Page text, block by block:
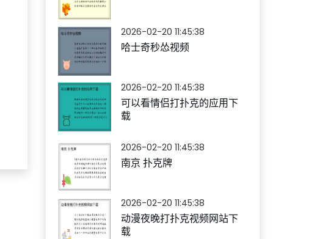
2026-02-20 11:45:38
哈士奇秒怂视频
2026-02-20 11:45:38
可以看情侣打扑克的应用下
载
2026-02-20 11:45:38
南京 扑克牌
2026-02-20 11:45:38
动漫夜晚打扑克视频网站下
载